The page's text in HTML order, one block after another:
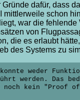
Gründe dafür, dass
mittlerweile schon
war die fehlende
von
die es erlaubt
des Systems zu
weder
werden. Das
noch kein "Proof